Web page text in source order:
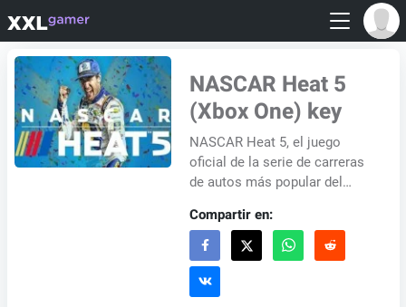
NASCAR Heat 5
(Xbox One) key
NASCAR Heat 5, el juego
oficial de la serie de carreras
de autos más popular del
de estas increíbles máquinas
de carrera...
Compartir en: